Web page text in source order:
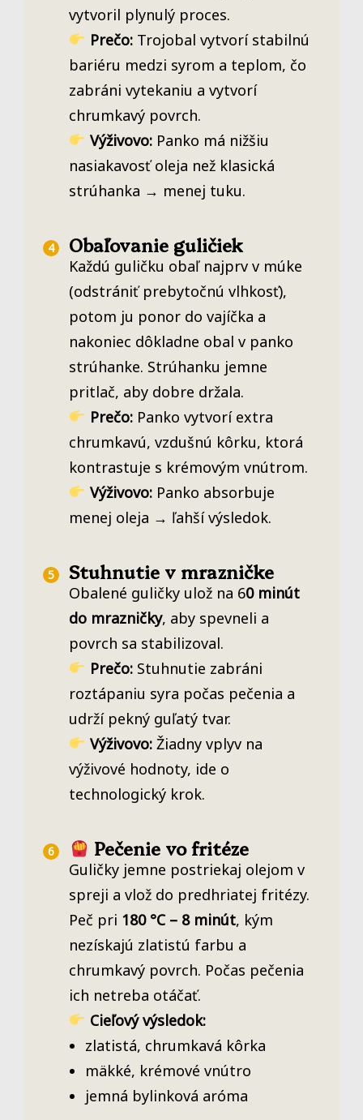
vytvoril plynulý proces.
Prečo:Trojobal vytvorí stabilnú
bariéru medzi syrom a teplom, čo
zabráni vytekaniu a vytvorí
chrumkavý povrch.
Výživovo:Panko má nižšiu
nasiakavosť oleja než klasická
strúhanka → menej tuku.
Obaľovanie guličiek
Každú guličku obaľ najprv v múke
(odstrániť prebytočnú vlhkosť),
potom ju ponor do vajíčka a
nakoniec dôkladne obal v panko
strúhanke. Strúhanku jemne
pritlač, aby dobre držala.
Prečo:Panko vytvorí extra
chrumkavú, vzdušnú kôrku, ktorá
kontrastuje s krémovým vnútrom.
Výživovo:Panko absorbuje
menej oleja → ľahší výsledok.
Stuhnutie v mrazničke
Obalené guličky ulož na 60 minút
do mrazničky, aby spevneli a
povrch sa stabilizoval.
Prečo:Stuhnutie zabráni
roztápaniu syra počas pečenia a
udrží pekný guľatý tvar.
Výživovo:Žiadny vplyv na
výživové hodnoty, ide o
technologický krok.
Pečenie vo fritéze
Guličky jemne postriekaj olejom v
spreji a vlož do predhriatej fritézy.
Peč pri 180 °C – 8 minút, kým
nezískajú zlatistú farbu a
chrumkavý povrch. Počas pečenia
ich netreba otáčať.
Cieľový výsledok:
zlatistá, chrumkavá kôrka
mäkké, krémové vnútro
jemná bylinková aróma